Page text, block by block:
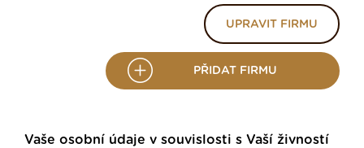
UPRAVIT FIRMU
PŘIDAT FIRMU
Vaše osobní údaje v souvislosti s Vaší živností